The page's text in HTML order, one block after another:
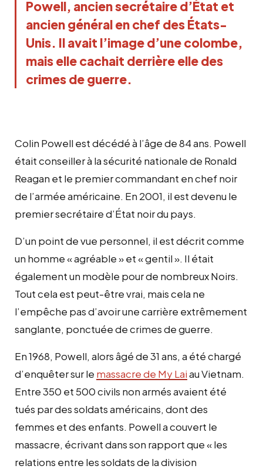
Powell, ancien secrétaire d’État et
ancien général en chef des États-
Unis. Il avait l’image d’une colombe,
mais elle cachait derrière elle des
crimes de guerre.
Colin Powell est décédé à l’âge de 84 ans. Powell
était conseiller à la sécurité nationale de Ronald
Reagan et le premier commandant en chef noir
de l’armée américaine. En 2001, il est devenu le
premier secrétaire d’État noir du pays.
D’un point de vue personnel, il est décrit comme
un homme « agréable » et « gentil ». Il était
également un modèle pour de nombreux Noirs.
Tout cela est peut-être vrai, mais cela ne
l’empêche pas d’avoir une carrière extrêmement
sanglante, ponctuée de crimes de guerre.
En 1968, Powell, alors âgé de 31 ans, a été chargé
d’enquêter sur le massacre de My Laiau Vietnam.
Entre 350 et 500 civils non armés avaient été
tués par des soldats américains, dont des
femmes et des enfants. Powell a couvert le
massacre, écrivant dans son rapport que « les
relations entre les soldats de la division